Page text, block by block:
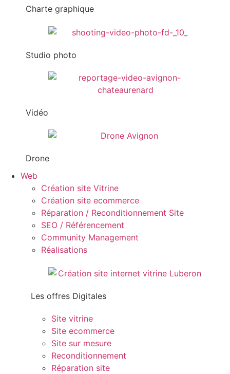
Charte graphique
Studio photo
Vidéo
Drone
Web
Création site Vitrine
Création site ecommerce
Réparation / Reconditionnement Site
SEO / Référencement
Community Management
Réalisations
Les offres Digitales
Site vitrine
Site ecommerce
Site sur mesure
Reconditionnement
Réparation site